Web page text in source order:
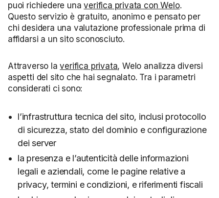
puoi richiedere unaverifica privata con Welo.
Questo servizio è gratuito, anonimo e pensato per
chi desidera una valutazione professionale prima di
affidarsi a un sito sconosciuto.
Attraverso laverifica privata, Welo analizza diversi
aspetti del sito che hai segnalato. Tra i parametri
considerati ci sono:
l’infrastruttura tecnica del sito, inclusi protocollo
di sicurezza, stato del dominio e configurazione
dei server
la presenza e l’autenticità delle informazioni
legali e aziendali, come le pagine relative a
privacy, termini e condizioni, e riferimenti fiscali